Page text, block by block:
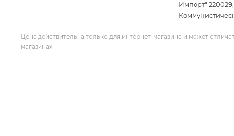
Импорт"
Цена действительна только для интернет-магазина и может
магазинах